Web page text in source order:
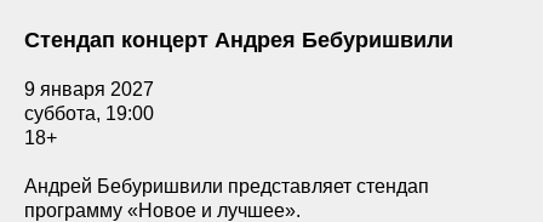
Стендап концерт Андрея Бебуришвили
9 января 2027
суббота, 19:00
18+
Андрей Бебуришвили представляет стендап
программу «Новое и лучшее».